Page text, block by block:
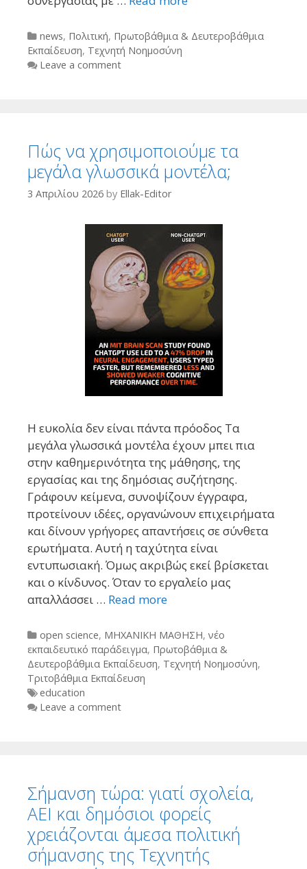
Categories
news, Πολιτική, Πρωτοβάθμια & Δευτεροβάθμια
Εκπαίδευση, Τεχνητή Νοημοσύνη
Leave a comment
Πώς να χρησιμοποιούμε τα
μεγάλα γλωσσικά μοντέλα;
3 Απριλίου 2026 by Ellak-Editor
Η ευκολία δεν είναι πάντα πρόοδος Τα
μεγάλα γλωσσικά μοντέλα έχουν μπει πια
στην καθημερινότητα της μάθησης, της
εργασίας και της δημόσιας συζήτησης.
Γράφουν κείμενα, συνοψίζουν έγγραφα,
προτείνουν ιδέες, οργανώνουν επιχειρήματα
και δίνουν γρήγορες απαντήσεις σε σύνθετα
ερωτήματα. Αυτή η ταχύτητα είναι
εντυπωσιακή. Όμως ακριβώς εκεί βρίσκεται
και ο κίνδυνος. Όταν το εργαλείο μας
απαλλάσσει … Read more
Categories
open science, ΜΗΧΑΝΙΚΗ ΜΑΘΗΣΗ, νέο
εκπαιδευτικό παράδειγμα, Πρωτοβάθμια &
Δευτεροβάθμια Εκπαίδευση, Τεχνητή Νοημοσύνη,
Τριτοβάθμια Εκπαίδευση
Tags
education
Leave a comment
Σήμανση τώρα: γιατί σχολεία,
ΑΕΙ και δημόσιοι φορείς
χρειάζονται άμεσα πολιτική
σήμανσης της Τεχνητής